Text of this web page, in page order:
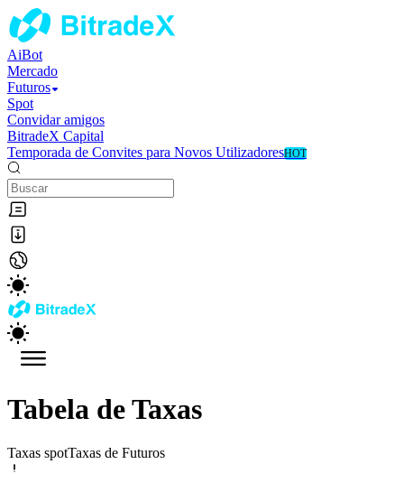
AiBot
Mercado
Futuros
Spot
Convidar amigos
BitradeX Capital
Temporada de Convites para Novos UtilizadoresHOT
Tabela de Taxas
Taxas spotTaxas de Futuros